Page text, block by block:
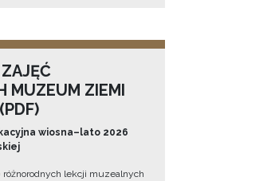
MUZEUM ZIEMI
wiosna–lato 2026
lekcji muzealnych